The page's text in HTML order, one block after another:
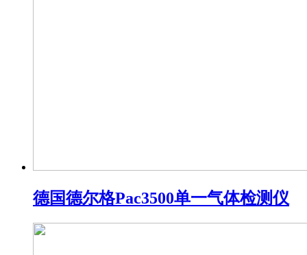
德国德尔格Pac3500单一气体检测仪